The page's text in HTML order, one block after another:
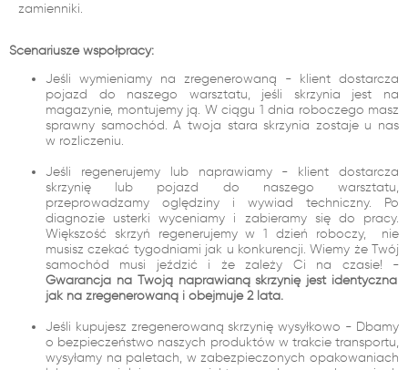
zamienniki.
Scenariusze współpracy:
Jeśli wymieniamy na zregenerowaną - klient dostarcza
pojazd do naszego warsztatu, jeśli skrzynia jest na
magazynie, montujemy ją. W ciągu 1 dnia roboczego masz
sprawny samochód. A twoja stara skrzynia zostaje u nas
w rozliczeniu.
Jeśli regenerujemy lub naprawiamy - klient dostarcza
skrzynię lub pojazd do naszego warsztatu,
przeprowadzamy oględziny i wywiad techniczny. Po
diagnozie usterki wyceniamy i zabieramy się do pracy.
Większość skrzyń regenerujemy w 1 dzień roboczy, nie
musisz czekać tygodniami jak u konkurencji. Wiemy że Twój
samochód musi jeździć i że zależy Ci na czasie! -
Gwarancja na Twoją naprawianą skrzynię jest identyczna
jak na zregenerowaną i obejmuje 2 lata.
Jeśli kupujesz zregenerowaną skrzynię wysyłkowo - Dbamy
o bezpieczeństwo naszych produktów w trakcie transportu,
wysyłamy na paletach, w zabezpieczonych opakowaniach